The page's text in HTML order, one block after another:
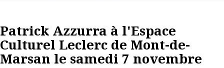
Patrick Azzurra à l'Espace
Culturel Leclerc de Mont-de-
Marsan le samedi 7 novembre